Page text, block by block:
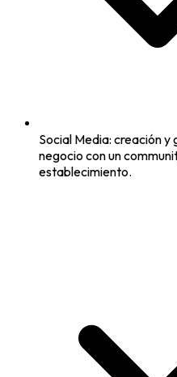
Social Media: creación
negocio con un
establecimiento.